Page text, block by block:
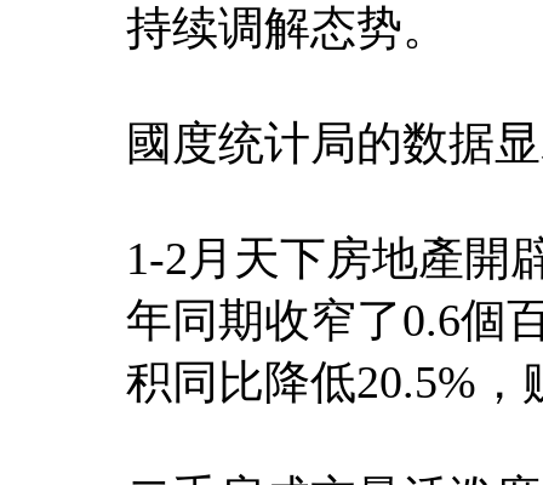
持续调解态势。
國度统计局的数据
1-2月天下房地產開
年同期收窄了0.6個
积同比降低20.5%，